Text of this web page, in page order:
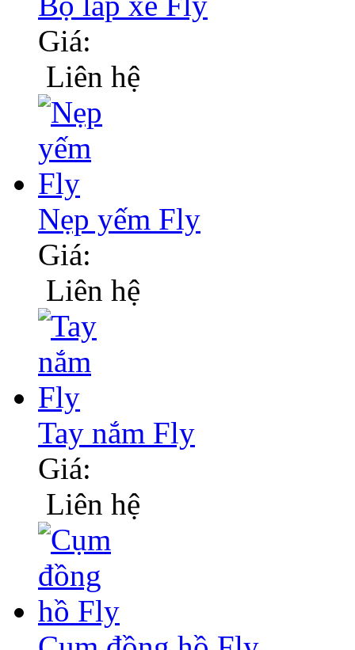
Giá:
Liên hệ
Nẹp yếm Fly
Giá:
Liên hệ
Tay nắm Fly
Giá:
Liên hệ